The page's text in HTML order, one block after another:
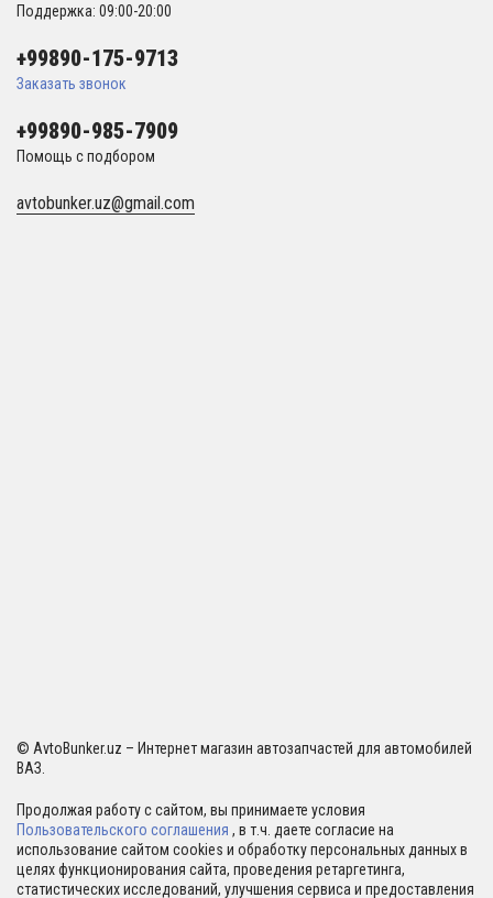
Поддержка: 09:00-20:00
+99890-175-9713
Заказать звонок
+99890-985-7909
Помощь с подбором
avtobunker.uz@gmail.com
© AvtoBunker.uz – Интернет магазин автозапчастей для автомобилей
ВАЗ.
Продолжая работу с сайтом, вы принимаете условия
Пользовательского соглашения , в т.ч. даете согласие на
использование сайтом cookies и обработку персональных данных в
целях функционирования сайта, проведения ретаргетинга,
статистических исследований, улучшения сервиса и предоставления